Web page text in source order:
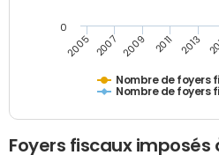
Nombre de foyers
Nombre de foyers
2005 2007 2009 2011 2013
0
Foyers fiscaux imposés